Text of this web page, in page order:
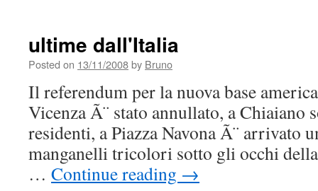
ultime dall'Italia
Posted on 13/11/2008by Bruno
Il referendum per la nuova base
Vicenza Ã¨ stato annullato, a Chiaiano
residenti, a Piazza Navona Ã¨ arrivato
manganelli tricolori sotto gli occhi
… Continue reading →